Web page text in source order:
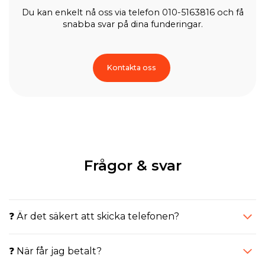
Du kan enkelt nå oss via telefon 010-5163816 och få
snabba svar på dina funderingar.
Kontakta oss
Frågor & svar
❓ Är det säkert att skicka telefonen?
❓ När får jag betalt?